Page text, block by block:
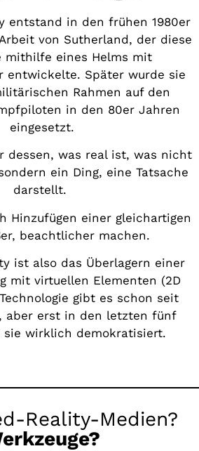
entstand in den frühen 1980er
von Sutherland, der diese
mithilfe eines Helms mit
entwickelte. Später wurde sie
Rahmen auf den
in den 80er Jahren
eingesetzt.
dessen, was real ist, was nicht
ein Ding, eine Tatsache
darstellt.
Hinzufügen einer gleichartigen
beachtlicher machen.
ist also das Überlagern einer
mit virtuellen Elementen (2D
gibt es schon seit
aber erst in den letzten fünf
sie wirklich demokratisiert.
Reality-Medien?